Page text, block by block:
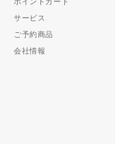
サービス
ご予約商品
会社情報